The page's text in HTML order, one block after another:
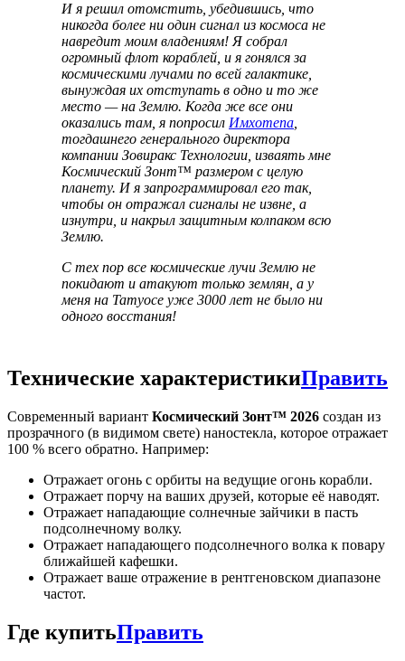
И я решил отомстить, убедившись, что
никогда более ни один сигнал из космоса не
навредит моим владениям! Я собрал
огромный флот кораблей, и я гонялся за
космическими лучами по всей галактике,
вынуждая их отступать в одно и то же
место — на Землю. Когда же все они
оказались там, я попросил Имхотепа
тогдашнего генерального директора
компании Зовиракс Технологии, изваять мне
Космический Зонт™ размером с целую
планету. И я запрограммировал его так,
чтобы он отражал сигналы не извне, а
изнутри, и накрыл защитным колпаком всю
Землю.
С тех пор все космические лучи Землю не
покидают и атакуют только землян, а у
меня на Татуосе уже 3000 лет не было ни
одного восстания!
Технические характеристикиПравить
Современный вариант Космический Зонт™ 2026 создан из
прозрачного (в видимом свете) наностекла, которое отражает
100 % всего обратно. Например:
Отражает огонь с орбиты на ведущие огонь корабли.
Отражает порчу на ваших друзей, которые её наводят.
Отражает нападающие солнечные зайчики в пасть
подсолнечному волку.
Отражает нападающего подсолнечного волка к повару
ближайшей кафешки.
Отражает ваше отражение в рентгеновском диапазоне
частот.
Где купитьПравить